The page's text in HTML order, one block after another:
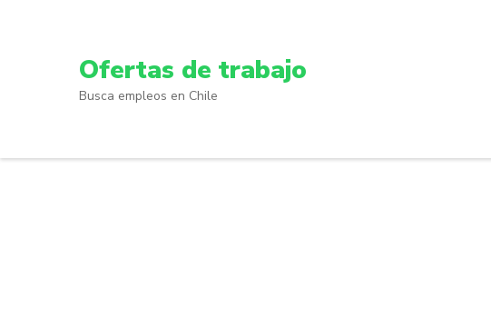
Ofertas de trabajo
Busca empleos en Chile